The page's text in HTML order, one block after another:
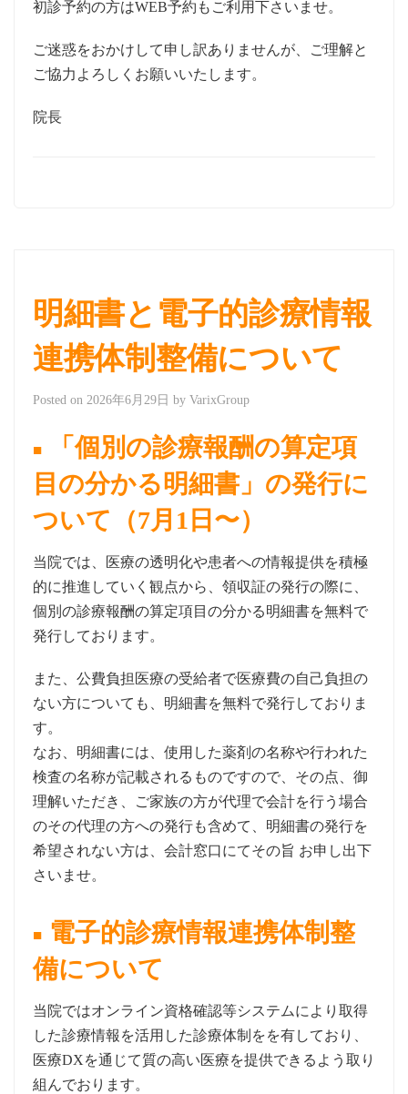
初診予約の方はWEB予約もご利用下さいませ。
ご迷惑をおかけして申し訳ありませんが、ご理解と
ご協力よろしくお願いいたします。
院長
明細書と電子的診療情報
連携体制整備について
Posted on 2026年6月29日 by VarixGroup
「個別の診療報酬の算定項
目の分かる明細書」の発行に
ついて（7月1日〜）
当院では、医療の透明化や患者への情報提供を積極
的に推進していく観点から、領収証の発行の際に、
個別の診療報酬の算定項目の分かる明細書を無料で
発行しております。
また、公費負担医療の受給者で医療費の自己負担の
ない方についても、明細書を無料で発行しておりま
す。
なお、明細書には、使用した薬剤の名称や行われた
検査の名称が記載されるものですので、その点、御
理解いただき、ご家族の方が代理で会計を行う場合
のその代理の方への発行も含めて、明細書の発行を
希望されない方は、会計窓口にてその旨 お申し出下
さいませ。
電子的診療情報連携体制整
備について
当院ではオンライン資格確認等システムにより取得
した診療情報を活用した診療体制をを有しており、
医療DXを通じて質の高い医療を提供できるよう取り
組んでおります。